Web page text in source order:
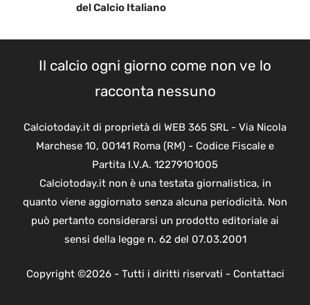
del Calcio Italiano
Il calcio ogni giorno come non ve lo
racconta nessuno
Calciotoday.it di proprietà di WEB 365 SRL - Via Nicola
Marchese 10, 00141 Roma (RM) - Codice Fiscale e
Partita I.V.A. 12279101005
Calciotoday.it non è una testata giornalistica, in
quanto viene aggiornato senza alcuna periodicità. Non
può pertanto considerarsi un prodotto editoriale ai
sensi della legge n. 62 del 07.03.2001
Copyright ©2026 - Tutti i diritti riservati - Contattaci